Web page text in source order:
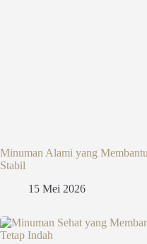
Minuman Alami yang
Stabil
15 Mei 2026